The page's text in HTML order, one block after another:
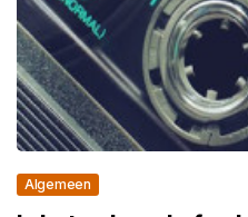
Algemeen